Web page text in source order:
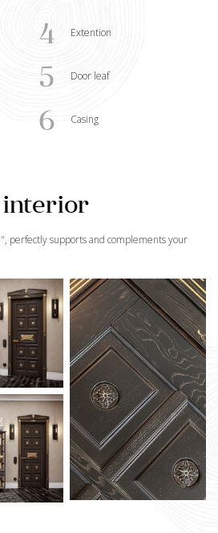
4 Extention
5 Door leaf
6 Casing
interior
", perfectly supports and complements your